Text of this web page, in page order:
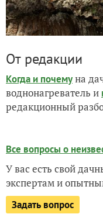
От редакции
Когда и почемуна
воднонагреватель и
редакционный
Все вопросы о
У вас есть свой
экспертам и
Задать вопрос